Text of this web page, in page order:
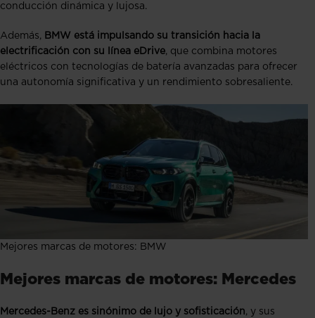
conducción dinámica y lujosa.
Además, BMW está impulsando su transición hacia la
electrificación con su línea eDrive, que combina motores
eléctricos con tecnologías de batería avanzadas para ofrecer
una autonomía significativa y un rendimiento sobresaliente.
Mejores marcas de motores: BMW
Mejores marcas de motores: Mercedes
Mercedes-Benz es sinónimo de lujo y sofisticación, y sus